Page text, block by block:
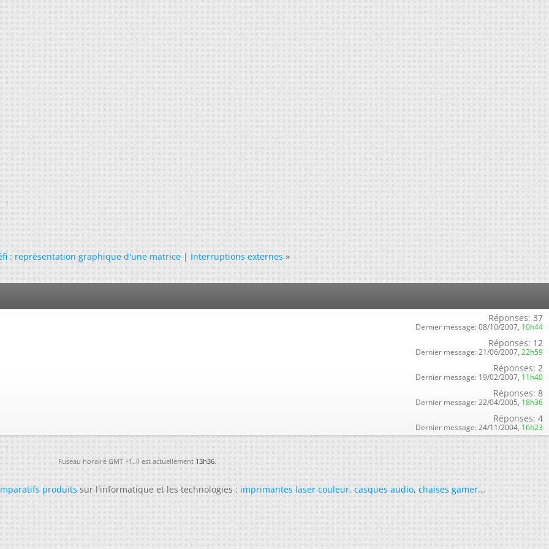
: représentation graphique d'une matrice|Interruptions externes »
Réponses: 37
Dernier message: 08/10/2007, 10h44
Réponses: 12
Dernier message: 21/06/2007, 22h59
Réponses: 2
Dernier message: 19/02/2007, 11h40
Réponses: 8
Dernier message: 22/04/2005, 18h36
Réponses: 4
Dernier message: 24/11/2004, 16h23
Fuseau horaire GMT +1. Il est actuellement13h36.
produitssur l'informatique et les technologies :imprimantes laser couleur,casques audio,chaises gamer...